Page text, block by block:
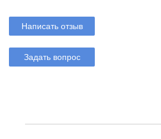
Написать отзыв
Задать вопрос